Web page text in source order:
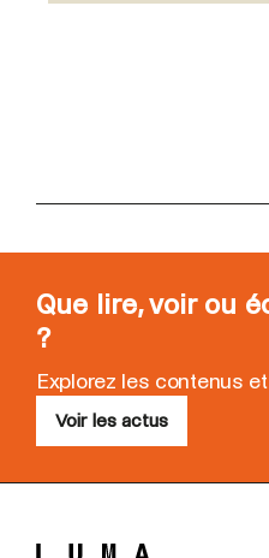
Que lire, voir ou
?
Explorez les contenus
Voir les actus